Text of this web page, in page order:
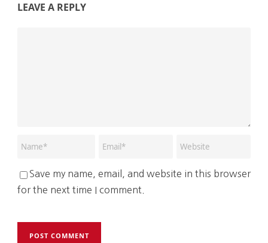
LEAVE A REPLY
Save my name, email, and website in this browser
for the next time I comment.